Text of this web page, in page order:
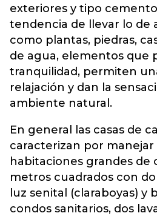
exteriores y tipo
tendencia de llevar lo de
como plantas, piedras,
de agua, elementos que
tranquilidad, permiten
relajación y dan la
ambiente natural.
En general las casas de
caracterizan por manejar
habitaciones grandes de
metros cuadrados con
luz senital (claraboyas) y
condos sanitarios, dos